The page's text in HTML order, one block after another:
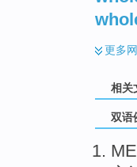
更多
相关
双语